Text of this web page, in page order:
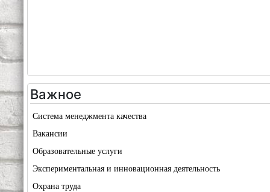
Важное
Система менеджмента качества
Вакансии
Образовательные услуги
Экспериментальная и инновационная деятельность
Охрана труда